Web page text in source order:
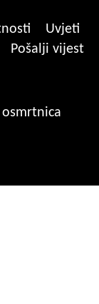
Uvjeti
Pošalji vijest